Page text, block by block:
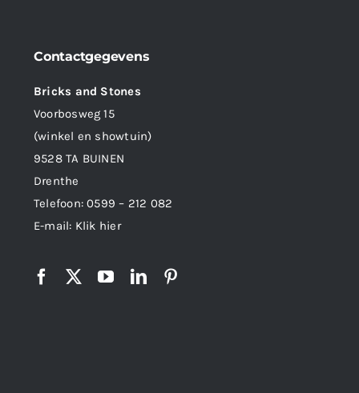
Contactgegevens
Bricks and Stones
Voorbosweg 15
(winkel en showtuin)
9528 TA BUINEN
Drenthe
Telefoon:0599 – 212 082
E-mail: Klik hier